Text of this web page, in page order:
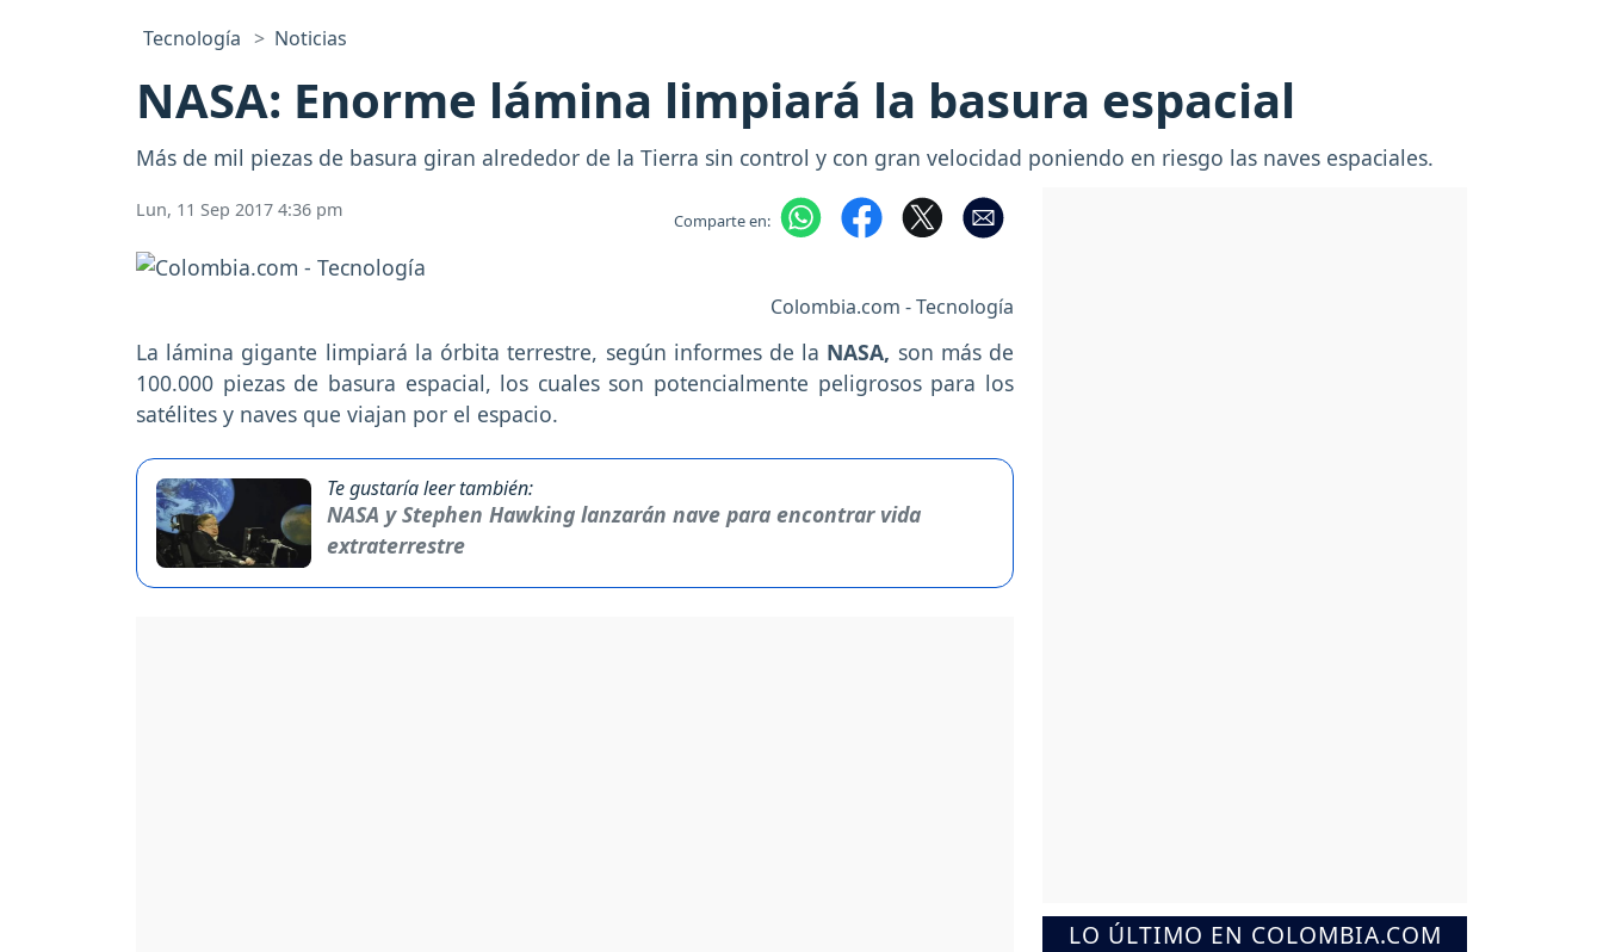
Tecnología Noticias
NASA: Enorme lámina limpiará la basura espacial
Más de mil piezas de basura giran alrededor de la Tierra sin control y con gran velocidad poniendo en riesgo las naves espaciales.
Lun, 11 Sep 2017 4:36 pm Comparte en:
Colombia.com - Tecnología
La lámina gigante limpiará la órbita terrestre, según informes de la NASA, son más de
100.000 piezas de basura espacial, los cuales son potencialmente peligrosos para los
satélites y naves que viajan por el espacio.
Te gustaría leer también:
NASA y Stephen Hawking lanzarán nave para encontrar vida
extraterrestre
LO ÚLTIMO EN COLOMBIA.COM